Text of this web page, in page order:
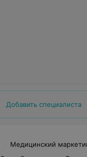
Добавить специалиста
Медицинский